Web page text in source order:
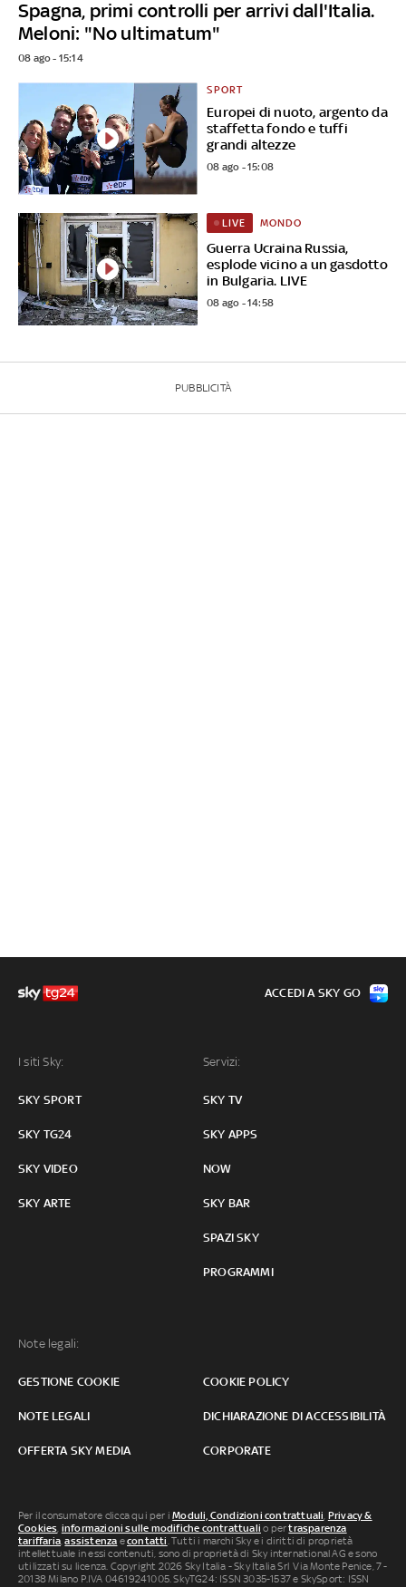
Spagna, primi controlli per arrivi dall'Italia.
Meloni: "No ultimatum"
08 ago - 15:14
Europei di nuoto, argento da
staffetta fondo e tuffi
grandi altezze
SPORT
08 ago - 15:08
Guerra Ucraina Russia,
esplode vicino a un gasdotto
in Bulgaria. LIVE
LIVE MONDO
08 ago - 14:58
PUBBLICITÀ
I siti Sky:
SKY SPORT
SKY TG24
SKY VIDEO
SKY ARTE
Servizi:
SKY TV
SKY APPS
NOW
SKY BAR
SPAZI SKY
PROGRAMMI
Note legali:
GESTIONE COOKIE COOKIE POLICY
NOTE LEGALI DICHIARAZIONE DI ACCESSIBILITÀ
OFFERTA SKY MEDIA CORPORATE
ACCEDI A SKY GO
Per il consumatore clicca qui per iModuli, Condizioni contrattuali Privacy &
Cookies informazioni sulle modifiche contrattuali o pertrasparenza
tariffaria ,assistenza econtatti . Tutti i marchi Sky e i diritti di proprietà
intellettuale in essi contenuti, sono di proprietà di Sky international AG e sono
utilizzati su licenza. Copyright 2026 Sky Italia - Sky Italia Srl Via Monte Penice, 7 -
20138 Milano P.IVA 04619241005. SkyTG24: ISSN 3035-1537 e SkySport: ISSN